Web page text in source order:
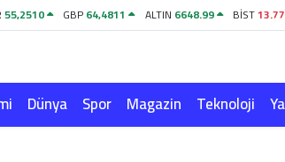
55,2510 GBP64,4811 ALTIN 6648.99 BİST
Dünya Spor Magazin Teknoloji